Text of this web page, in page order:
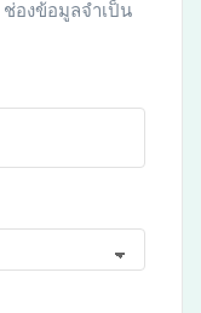
ช่องข้อมูลจำเป็น